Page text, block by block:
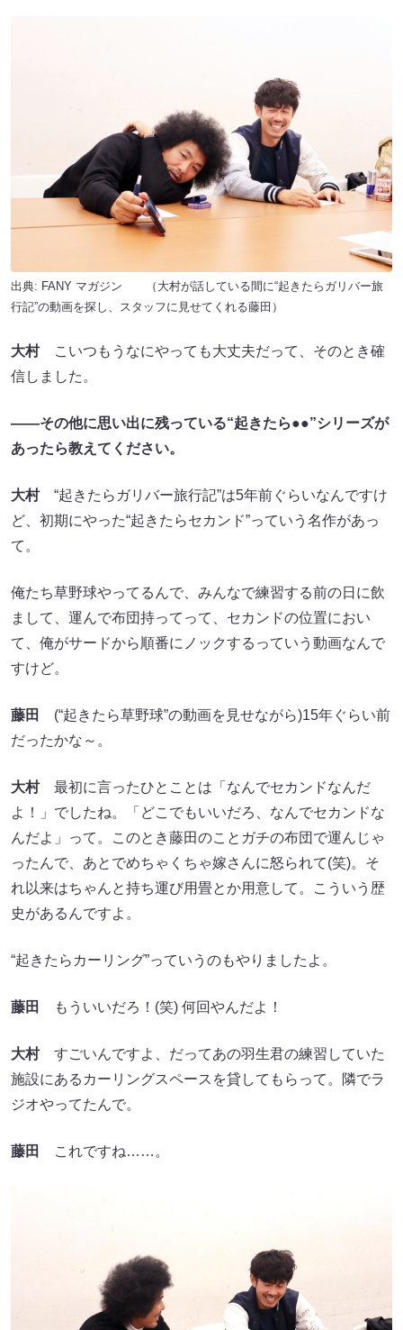
出典: FANY マガジン （大村が話している間に“起きたらガリバー旅
行記”の動画を探し、スタッフに見せてくれる藤田）
大村こいつもうなにやっても大丈夫だって、そのとき確
信しました。
――その他に思い出に残っている“起きたら●●”シリーズが
あったら教えてください。
大村“起きたらガリバー旅行記”は5年前ぐらいなんですけ
ど、初期にやった“起きたらセカンド”っていう名作があっ
て。
俺たち草野球やってるんで、みんなで練習する前の日に飲
まして、運んで布団持ってって、セカンドの位置におい
て、俺がサードから順番にノックするっていう動画なんで
すけど。
藤田
(“起きたら草野球”の動画を見せながら)15年ぐらい前
だったかな～。
大村最初に言ったひとことは「なんでセカンドなんだ
よ！」でしたね。「どこでもいいだろ、なんでセカンドな
んだよ」って。このとき藤田のことガチの布団で運んじゃ
ったんで、あとでめちゃくちゃ嫁さんに怒られて(笑)。そ
れ以来はちゃんと持ち運び用畳とか用意して。こういう歴
史があるんですよ。
“起きたらカーリング”っていうのもやりましたよ。
藤田 もういいだろ！(笑) 何回やんだよ！
大村すごいんですよ、だってあの羽生君の練習していた
施設にあるカーリングスペースを貸してもらって。隣でラ
ジオやってたんで。
藤田 これですね……。